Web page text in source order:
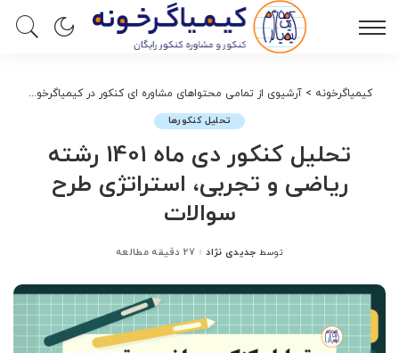
کیمیاگرخونه > آرشیوی از تمامی محتواهای مشاوره ای کنکور در کیمیاگرخونه
تحلیل کنکورها
تحلیل کنکور دی ماه 1401 رشته
ریاضی و تجربی، استراتژی طرح
سوالات
ارسال
توسط جدیدی نژاد 27 دقیقه مطالعه